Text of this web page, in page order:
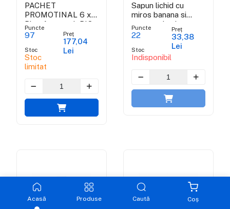
Acasă Produse Caută Coș
PACHET
PROMOTINAL 6 x
Blue Amaranth BIO
Puncte
97
Stoc
Stoc
limitat
Preț
177,04
Lei
Sapun lichid cu
miros banana si
extract de aloe vera
- BLUE SPLASH
COLLECTION
Puncte
22
Stoc
Indisponibil
Preț
33,38
Lei